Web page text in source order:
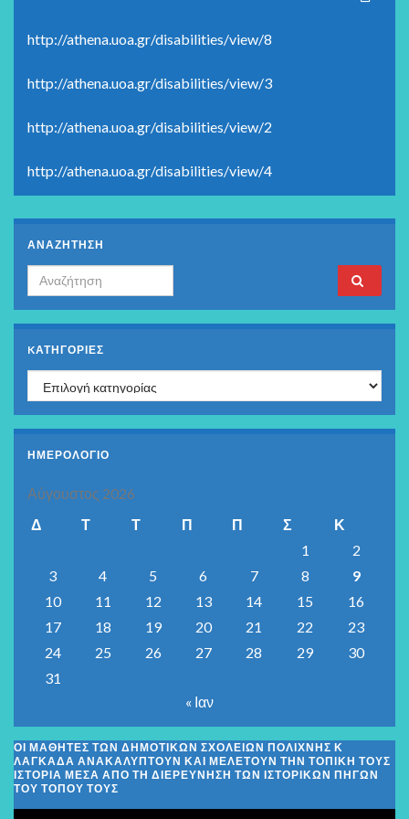
http://athena.uoa.gr/disabilities/view/8
http://athena.uoa.gr/disabilities/view/3
http://athena.uoa.gr/disabilities/view/2
http://athena.uoa.gr/disabilities/view/4
ΑΝΑΖΗΤΗΣΗ
Search for:
KΑΤΗΓΟΡΊΕΣ
Kατηγορίες
ΗΜΕΡΟΛΟΓΙΟ
Αύγουστος 2026
Δ
Τ Τ Π Π Σ
Κ
1
2
3
4 5 6 7 8
9
10
11 12 13 14 15
16
17
18 19 20 21 22
23
24
25 26 27 28 29
30
31
« Ιαν
ΟΙ ΜΑΘΗΤΈΣ ΤΩΝ ΔΗΜΟΤΙΚΏΝ ΣΧΟΛΕΊΩΝ ΠΟΛΊΧΝΗΣ Κ
ΛΑΓΚΑΔΆ ΑΝΑΚΑΛΎΠΤΟΥΝ ΚΑΙ ΜΕΛΕΤΟΎΝ ΤΗΝ ΤΟΠΙΚΉ ΤΟΥΣ
ΙΣΤΟΡΊΑ ΜΈΣΑ ΑΠΌ ΤΗ ΔΙΕΡΕΎΝΗΣΗ ΤΩΝ ΙΣΤΟΡΙΚΏΝ ΠΗΓΏΝ
ΤΟΥ ΤΌΠΟΥ ΤΟΥΣ